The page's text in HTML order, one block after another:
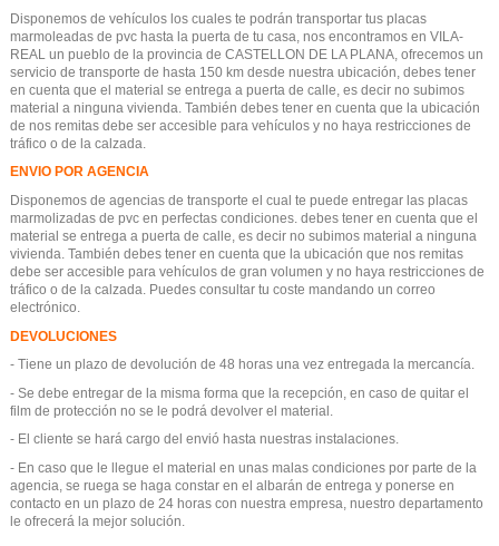
Disponemos de vehículos los cuales te podrán transportar tus placas
marmoleadas de pvc hasta la puerta de tu casa, nos encontramos en VILA-
REAL un pueblo de la provincia de CASTELLON DE LA PLANA, ofrecemos un
servicio de transporte de hasta 150 km desde nuestra ubicación, debes tener
en cuenta que el material se entrega a puerta de calle, es decir no subimos
material a ninguna vivienda. También debes tener en cuenta que la ubicación
de nos remitas debe ser accesible para vehículos y no haya restricciones de
tráfico o de la calzada.
ENVIO POR AGENCIA
Disponemos de agencias de transporte el cual te puede entregar las placas
marmolizadas de pvc en perfectas condiciones. debes tener en cuenta que el
material se entrega a puerta de calle, es decir no subimos material a ninguna
vivienda. También debes tener en cuenta que la ubicación que nos remitas
debe ser accesible para vehículos de gran volumen y no haya restricciones de
tráfico o de la calzada. Puedes consultar tu coste mandando un correo
electrónico.
DEVOLUCIONES
- Tiene un plazo de devolución de 48 horas una vez entregada la mercancía.
- Se debe entregar de la misma forma que la recepción, en caso de quitar el
film de protección no se le podrá devolver el material.
- El cliente se hará cargo del envió hasta nuestras instalaciones.
- En caso que le llegue el material en unas malas condiciones por parte de la
agencia, se ruega se haga constar en el albarán de entrega y ponerse en
contacto en un plazo de 24 horas con nuestra empresa, nuestro departamento
le ofrecerá la mejor solución.